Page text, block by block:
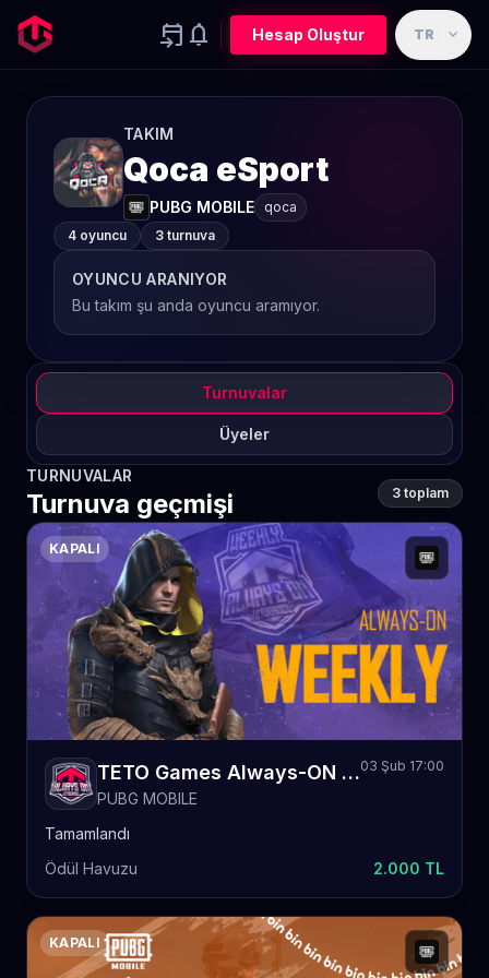
event_upcoming notifications Hesap Oluştur TR expand_more
TAKIM
Qoca eSport
PUBG MOBILE
qoca
4 oyuncu
3 turnuva
OYUNCU ARANIYOR
Bu takım şu anda oyuncu aramıyor.
Turnuvalar
Üyeler
TURNUVALAR
Turnuva geçmişi 3 toplam
KAPALI
TETO Games Always-ON PUBG Mobile Weekly 62
PUBG MOBILE
03 Şub 17:00
Tamamlandı
Ödül Havuzu
2.000 TL
KAPALI